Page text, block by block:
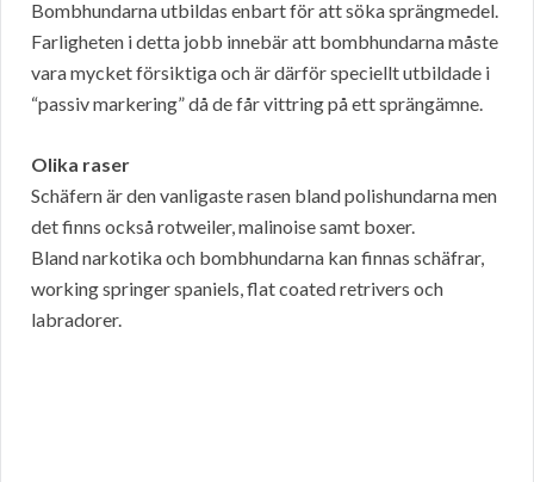
Bombhundarna utbildas enbart för att söka sprängmedel.
Farligheten i detta jobb innebär att bombhundarna måste
vara mycket försiktiga och är därför speciellt utbildade i
“passiv markering” då de får vittring på ett sprängämne.
Olika raser
Schäfern är den vanligaste rasen bland polishundarna men
det finns också rotweiler, malinoise samt boxer.
Bland narkotika och bombhundarna kan finnas schäfrar,
working springer spaniels, flat coated retrivers och
labradorer.